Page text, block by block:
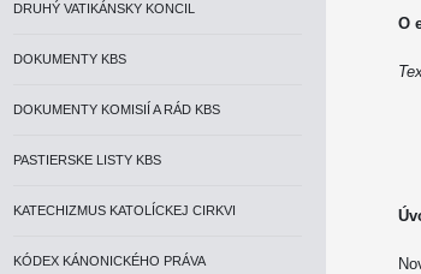
DRUHÝ VATIKÁNSKY KONCIL
DOKUMENTY KBS
DOKUMENTY KOMISIÍ A RÁD KBS
PASTIERSKE LISTY KBS
KATECHIZMUS KATOLÍCKEJ CIRKVI
KÓDEX KÁNONICKÉHO PRÁVA
O